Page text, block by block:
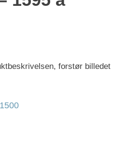
forstør billedet